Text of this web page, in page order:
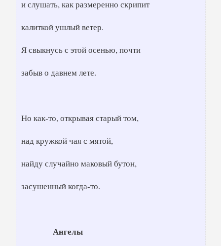
и слушать, как размеренно скрипит
калиткой ушлый ветер.
Я свыкнусь с этой осенью, почти
забыв о давнем лете.
Но как-то, открывая старый том,
над кружкой чая с мятой,
найду случайно маковый бутон,
засушенный когда-то.
Ангелы